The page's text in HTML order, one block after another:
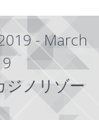
- March
ジノリゾー